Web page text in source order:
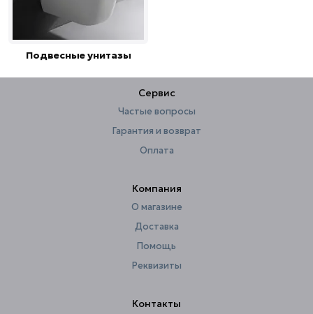
Подвесные унитазы
Сервис
Частые вопросы
Гарантия и возврат
Оплата
Компания
О магазине
Доставка
Помощь
Реквизиты
Контакты